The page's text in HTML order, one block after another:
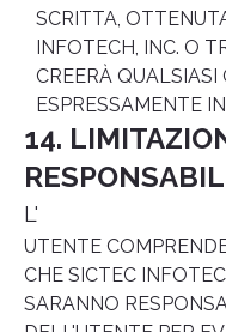
SCRITTA,
INFOTECH, INC. O
CREERÀ
ESPRESSAMENTE
14.
L'
UTENTE
CHE SICTEC
SARANNO